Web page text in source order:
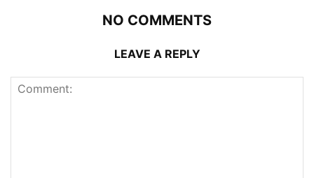
NO COMMENTS
LEAVE A REPLY